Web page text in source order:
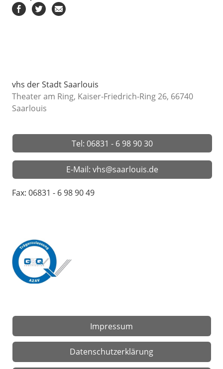
vhs der Stadt Saarlouis
Theater am Ring, Kaiser-Friedrich-Ring 26, 66740
Saarlouis
Tel: 06831 - 6 98 90 30
E-Mail: vhs@saarlouis.de
Fax: 06831 - 6 98 90 49
Impressum
Datenschutzerklärung